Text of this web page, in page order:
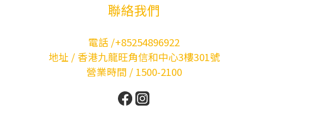
聯絡我們
電話 /+85254896922
地址 / 香港九龍旺角信和中心3樓301號
營業時間 / 1500-2100